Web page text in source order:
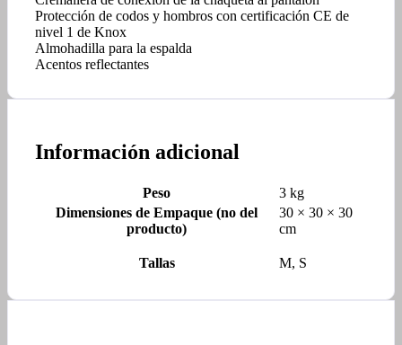
Protección de codos y hombros con certificación CE de
nivel 1 de Knox
Almohadilla para la espalda
Acentos reflectantes
Información adicional
Peso
3 kg
Dimensiones de Empaque (no del
producto)
30 × 30 × 30
cm
Tallas M, S